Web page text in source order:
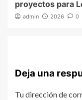
proyectos para
admin 2026 0
Deja una
Tu dirección de